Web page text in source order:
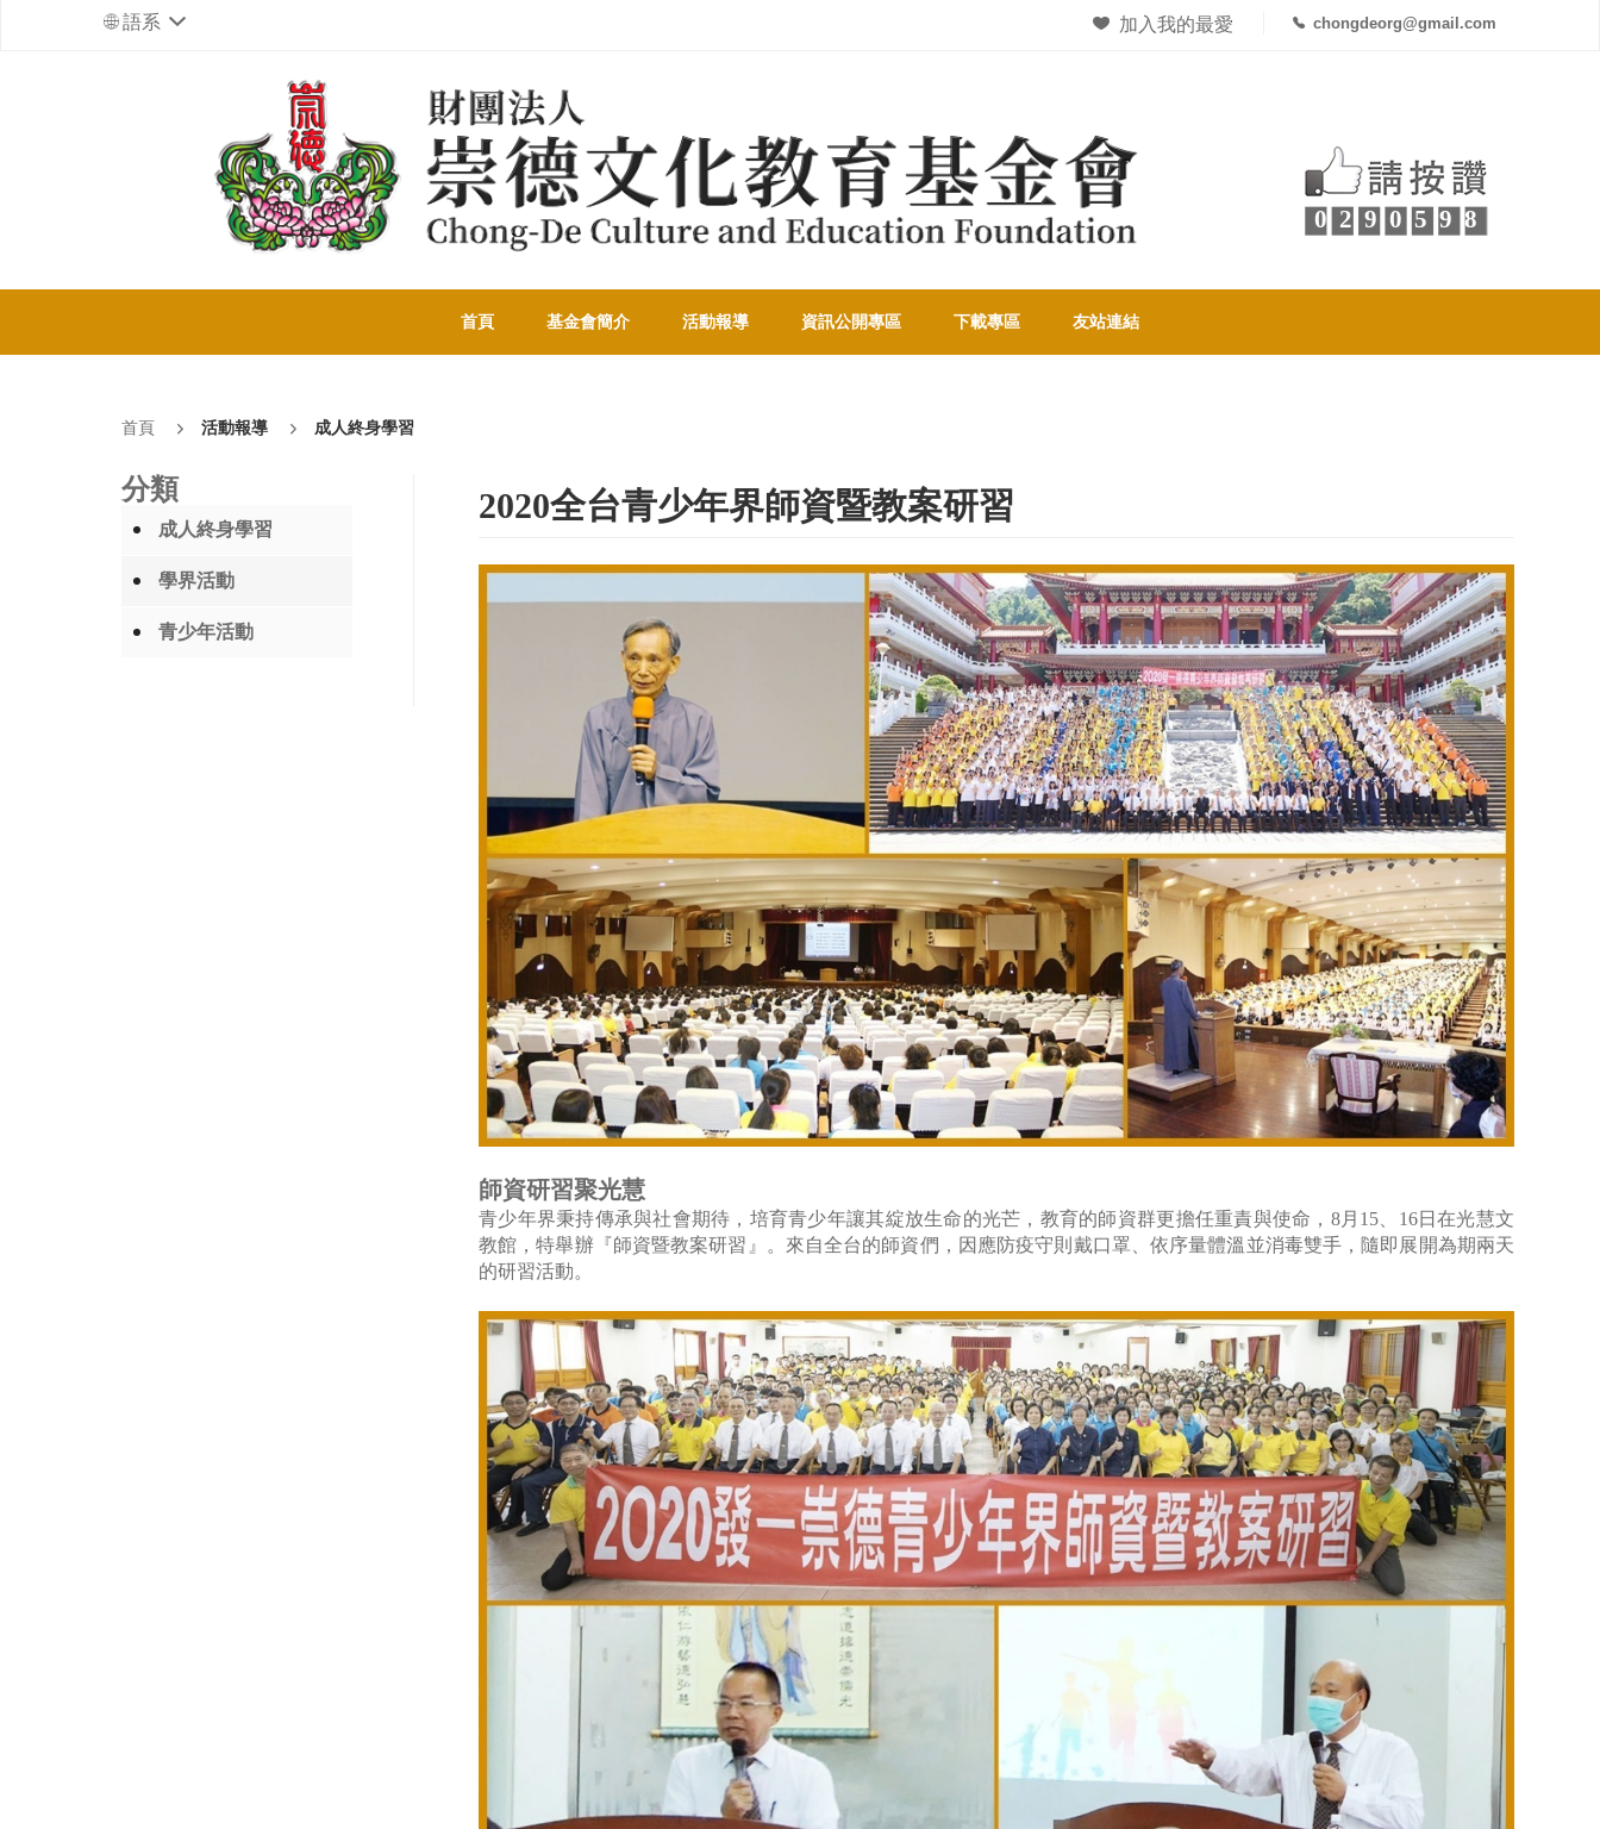
語系 加入我的最愛 chongdeorg@gmail.com
0290598
首頁 基金會簡介 活動報導 資訊公開專區 下載專區 友站連結
首頁 活動報導 成人終身學習
分類
成人終身學習
學界活動
青少年活動
2020全台青少年界師資暨教案研習
師資研習聚光慧
青少年界秉持傳承與社會期待，培育青少年讓其綻放生命的光芒，教育的師資群更擔任重責與使命，8月15、16日在光慧文
教館，特舉辦『師資暨教案研習』。來自全台的師資們，因應防疫守則戴口罩、依序量體溫並消毒雙手，隨即展開為期兩天
的研習活動。